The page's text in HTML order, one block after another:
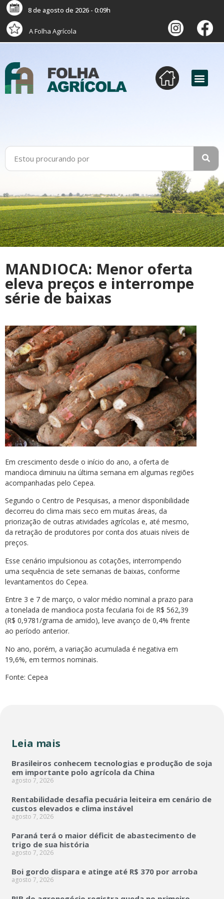
8 de agosto de 2026 - 0:09h
A Folha Agrícola
MANDIOCA: Menor oferta
eleva preços e interrompe
série de baixas
Em crescimento desde o início do ano, a oferta de
mandioca diminuiu na última semana em algumas regiões
acompanhadas pelo Cepea.
Segundo o Centro de Pesquisas, a menor disponibilidade
decorreu do clima mais seco em muitas áreas, da
priorização de outras atividades agrícolas e, até mesmo,
da retração de produtores por conta dos atuais níveis de
preços.
Esse cenário impulsionou as cotações, interrompendo
uma sequência de sete semanas de baixas, conforme
levantamentos do Cepea.
Entre 3 e 7 de março, o valor médio nominal a prazo para
a tonelada de mandioca posta fecularia foi de R$ 562,39
(R$ 0,9781/grama de amido), leve avanço de 0,4% frente
ao período anterior.
No ano, porém, a variação acumulada é negativa em
19,6%, em termos nominais.
Fonte: Cepea
Leia mais
Brasileiros conhecem tecnologias e produção de soja
em importante polo agrícola da China
agosto 7, 2026
Rentabilidade desafia pecuária leiteira em cenário de
custos elevados e clima instável
agosto 7, 2026
Paraná terá o maior déficit de abastecimento de
trigo de sua história
agosto 7, 2026
Boi gordo dispara e atinge até R$ 370 por arroba
agosto 7, 2026